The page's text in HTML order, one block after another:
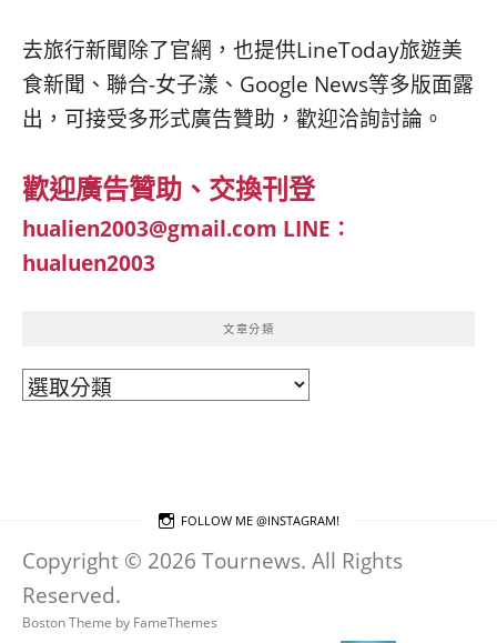
去旅行新聞除了官網，也提供LineToday旅遊美
食新聞、聯合-女子漾、Google News等多版面露
出，可接受多形式廣告贊助，歡迎洽詢討論。
歡迎廣告贊助、交換刊登
hualien2003@gmail.com LINE：
hualuen2003
文章分類
文
FOLLOW ME @INSTAGRAM!
Copyright © 2026 Tournews. All Rights
Reserved.
Boston Theme by FameThemes